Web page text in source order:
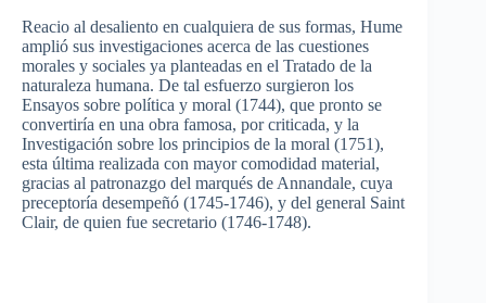
Reacio al desaliento en cualquiera de sus formas, Hume
amplió sus investigaciones acerca de las cuestiones
morales y sociales ya planteadas en el Tratado de la
naturaleza humana. De tal esfuerzo surgieron los
Ensayos sobre política y moral (1744), que pronto se
convertiría en una obra famosa, por criticada, y la
Investigación sobre los principios de la moral (1751),
esta última realizada con mayorcomodidad material,
gracias al patronazgo del marqués de Annandale, cuya
preceptoría desempeñó (1745-1746), y del general Saint
Clair, de quien fue secretario (1746-1748).